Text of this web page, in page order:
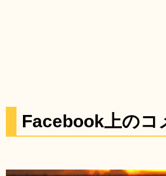
Facebook上のコ